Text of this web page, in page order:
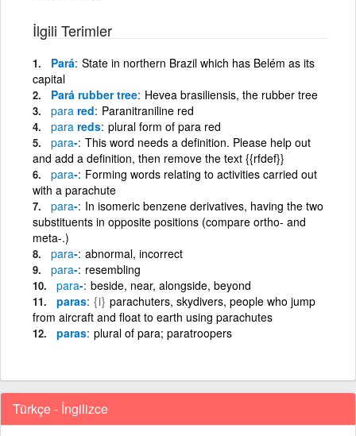
İlgili Terimler
Pará State in northern Brazil which has Belém as its
capital
Pará rubber tree Hevea brasiliensis, the rubber tree
para red Paranitraniline red
para reds plural form of para red
para- This word needs a definition. Please help out
and add a definition, then remove the text {{rfdef}}
para- Forming words relating to activities carried out
with a parachute
para- In isomeric benzene derivatives, having the two
substituents in opposite positions (compare ortho- and
meta-.)
para- abnormal, incorrect
para- resembling
para- beside, near, alongside, beyond
paras {i} parachuters, skydivers, people who jump
from aircraft and float to earth using parachutes
paras plural of para; paratroopers
Türkçe - İngilizce